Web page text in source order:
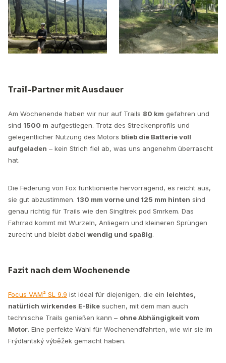
Trail-Partner mit Ausdauer
Am Wochenende haben wir nur auf Trails 80 km gefahren und
sind 1500 m aufgestiegen. Trotz des Streckenprofils und
gelegentlicher Nutzung des Motors blieb die Batterie voll
aufgeladen – kein Strich fiel ab, was uns angenehm überrascht
hat.
Die Federung von Fox funktionierte hervorragend, es reicht aus,
sie gut abzustimmen. 130 mm vorne und 125 mm hinten sind
genau richtig für Trails wie den Singltrek pod Smrkem. Das
Fahrrad kommt mit Wurzeln, Anliegern und kleineren Sprüngen
zurecht und bleibt dabei wendig und spaßig.
Fazit nach dem Wochenende
Focus VAM² SL 9.9 ist ideal für diejenigen, die ein leichtes,
natürlich wirkendes E-Bike suchen, mit dem man auch
technische Trails genießen kann – ohne Abhängigkeit vom
Motor. Eine perfekte Wahl für Wochenendfahrten, wie wir sie im
Frýdlantský výběžek gemacht haben.